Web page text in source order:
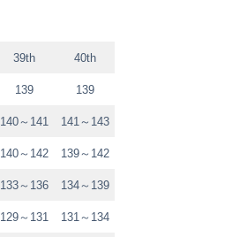
39th 40th
139 139
140～141 141～143
140～142 139～142
133～136 134～139
129～131 131～134